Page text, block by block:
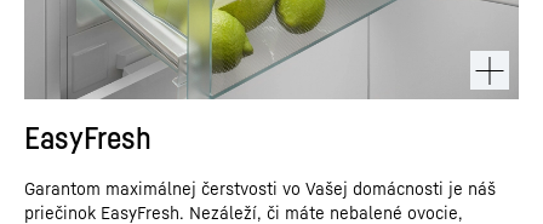
EasyFresh
Garantom maximálnej čerstvosti vo Vašej domácnosti je náš
priečinok EasyFresh. Nezáleží, či máte nebalené ovocie,